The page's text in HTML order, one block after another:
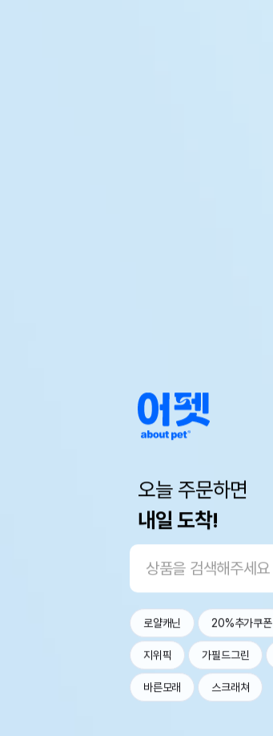
오늘 주문하면
내일 도착!
로얄캐닌 20%추가쿠폰
지위픽 가필드그린
바른모래 스크래쳐